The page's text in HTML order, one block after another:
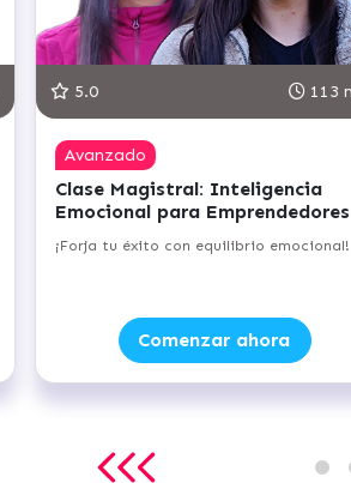
5.0 113
Avanzado
Clase Magistral: Inteligencia
Emocional para Emprendedores
¡Forja tu éxito con equilibrio emocional!
Comenzar ahora